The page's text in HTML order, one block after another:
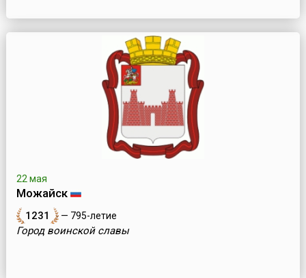
22 мая
Можайск
1231 — 795-летие
Город воинской славы